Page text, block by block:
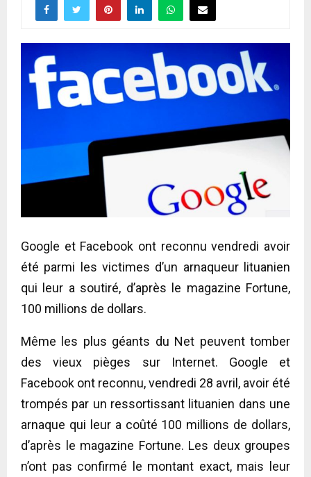
Google et Facebook ont reconnu vendredi avoir
été parmi les victimes d’un arnaqueur lituanien
qui leur a soutiré, d’après le magazine Fortune,
100 millions de dollars.
Même les plus géants du Net peuvent tomber
des vieux pièges sur Internet. Google et
Facebook ont reconnu, vendredi 28 avril, avoir été
trompés par un ressortissant lituanien dans une
arnaque qui leur a coûté 100 millions de dollars,
d’après le magazine Fortune. Les deux groupes
n’ont pas confirmé le montant exact, mais leur